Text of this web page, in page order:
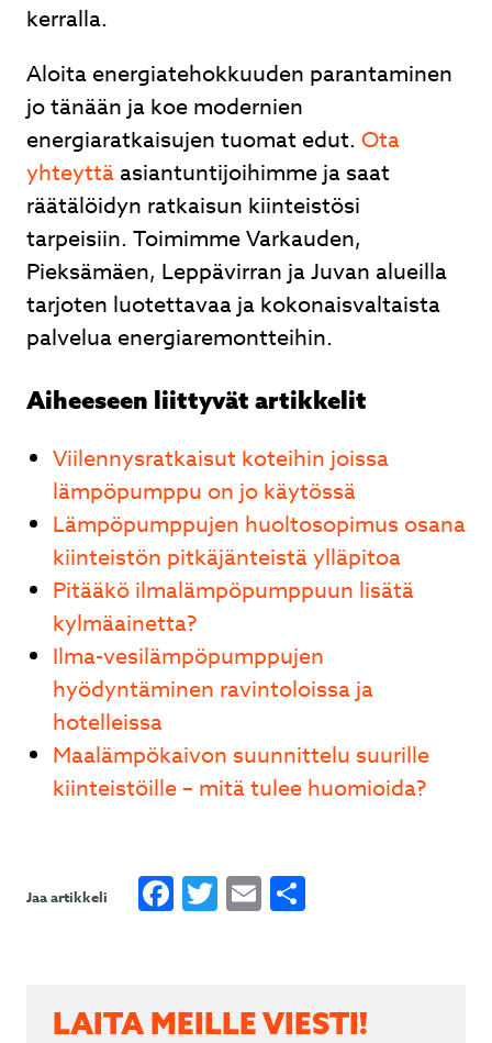
kerralla.
Aloita energiatehokkuuden parantaminen
jo tänään ja koe modernien
energiaratkaisujen tuomat edut. Ota
yhteyttä asiantuntijoihimme ja saat
räätälöidyn ratkaisun kiinteistösi
tarpeisiin. Toimimme Varkauden,
Pieksämäen, Leppävirran ja Juvan alueilla
tarjoten luotettavaa ja kokonaisvaltaista
palvelua energiaremontteihin.
Aiheeseen liittyvät artikkelit
Viilennysratkaisut koteihin joissa
lämpöpumppu on jo käytössä
Lämpöpumppujen huoltosopimus osana
kiinteistön pitkäjänteistä ylläpitoa
Pitääkö ilmalämpöpumppuun lisätä
kylmäainetta?
Ilma-vesilämpöpumppujen
hyödyntäminen ravintoloissa ja
hotelleissa
Maalämpökaivon suunnittelu suurille
kiinteistöille – mitä tulee huomioida?
Jaa artikkeli Facebook
Twitter
Email
LAITA MEILLE VIESTI!